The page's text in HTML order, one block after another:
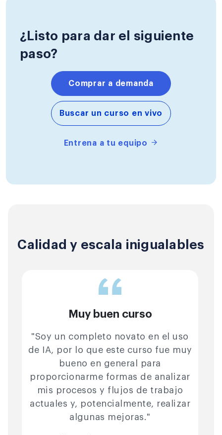
¿Listo para dar el siguiente
paso?
Comprar a demanda
Buscar un curso en vivo
Entrena a tu equipo
Calidad y escala inigualables
Muy buen curso
"Soy un completo novato en el uso
de IA, por lo que este curso fue muy
bueno en general para
proporcionarme formas de analizar
mis procesos y flujos de trabajo
actuales y, potencialmente, realizar
algunas mejoras."